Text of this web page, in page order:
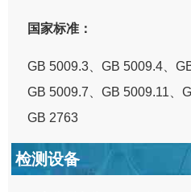
国家标准：
GB 5009.3、GB 5009.4、
GB 5009.7、GB 5009.11、
GB 2763
检测设备